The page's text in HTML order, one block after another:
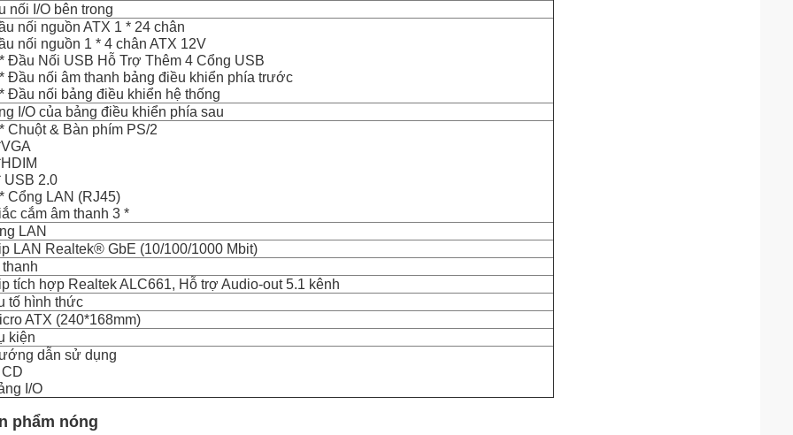
nối I/O bên trong
nối nguồn ATX 1 * 24 chân
nối nguồn 1 * 4 chân ATX 12V
Đầu Nối USB Hỗ Trợ Thêm 4 Cổng USB
Đầu nối âm thanh bảng điều khiển phía trước
Đầu nối bảng điều khiển hệ thống
I/O của bảng điều khiển phía sau
Chuột & Bàn phím PS/2
USB 2.0
Cổng LAN (RJ45)
cắm âm thanh 3 *
LAN
LAN Realtek® GbE (10/100/1000 Mbit)
tích hợp Realtek ALC661, Hỗ trợ Audio-out 5.1 kênh
tố hình thức
ATX (240*168mm)
kiện
dẫn sử dụng
I/O
phẩm nóng